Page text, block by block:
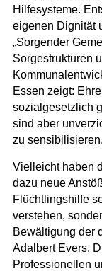
Hilfesysteme.
eigenen Dignität
„Sorgender
Sorgestrukturen
Essen zeigt:
sozialgesetzlich
sind aber
zu sensibilisieren.
Vielleicht haben
dazu neue
Flüchtlingshilfe
verstehen,
Bewältigung der
Adalbert Evers.
Professionellen